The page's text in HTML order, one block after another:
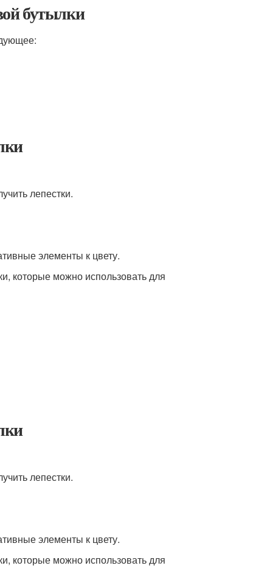
бутылки
лепестки.
элементы к цвету.
которые можно использовать для
лепестки.
элементы к цвету.
которые можно использовать для